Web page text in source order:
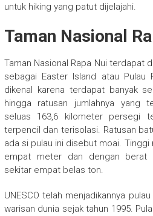
untuk hiking yang patut dijelajahi.
Taman Nasional
Taman Nasional Rapa Nui terdapat
sebagai Easter Island atau Pulau
dikenal karena terdapat banyak
hingga ratusan jumlahnya yang
seluas 163,6 kilometer persegi
terpencil dan terisolasi. Ratusan
ada si pulau ini disebut moai.
empat meter dan dengan berat
sekitar empat belas ton.
UNESCO telah menjadikannya
warisan dunia sejak tahun 1995.